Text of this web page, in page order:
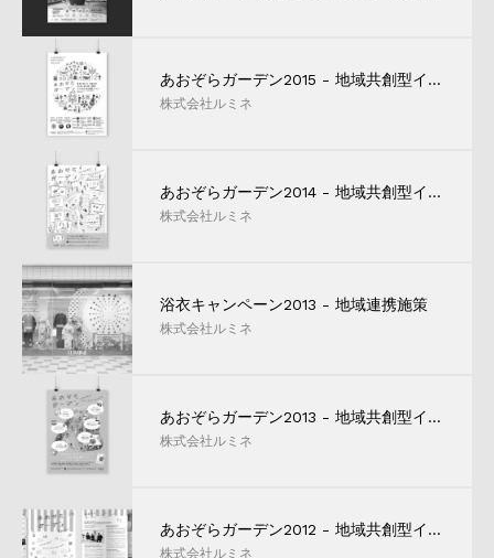
あおぞらガーデン2015 - 地域共創型イベント
株式会社ルミネ
あおぞらガーデン2014 - 地域共創型イベント
株式会社ルミネ
浴衣キャンペーン2013 - 地域連携施策
株式会社ルミネ
あおぞらガーデン2013 - 地域共創型イベント
株式会社ルミネ
あおぞらガーデン2012 - 地域共創型イベント
株式会社ルミネ